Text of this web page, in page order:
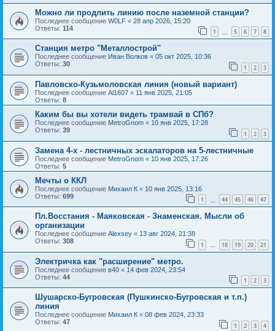
Можно ли продлить линию после наземной станции?
Последнее сообщение W0LF « 28 апр 2026, 15:20
Ответы: 114 1 5 6 7 8
Станция метро "Металлострой"
Последнее сообщение Иван Волков « 05 окт 2025, 10:36
Ответы: 30 1 2 3
Павловско-Кузьмоловская линия (новый вариант)
Последнее сообщение Al1607 « 11 янв 2025, 21:05
Ответы: 8
Каким бы вы хотели видеть трамвай в СПб?
Последнее сообщение MetroGnom « 10 янв 2025, 17:28
Ответы: 39 1 2 3
Замена 4-х - лестничных эскалаторов на 5-лестничные
Последнее сообщение MetroGnom « 10 янв 2025, 17:26
Ответы: 5
Мечты о ККЛ
Последнее сообщение Михаил К « 10 янв 2025, 13:16
Ответы: 699 1 44 45 46 47
Пл.Восстания - Маяковская - Знаменская. Мысли об
организации
Последнее сообщение Alexsey « 13 авг 2024, 21:38
Ответы: 308 1 … 18 19 20 21
Электричка как "расширение" метро.
Последнее сообщение в40 « 14 фев 2024, 23:54
Ответы: 44 1 2 3
Шушарско-Бугровская (Пушкинско-Бугровская и т.п.)
линия
Последнее сообщение Михаил К « 08 фев 2024, 23:33
Ответы: 47 1 2 3 4